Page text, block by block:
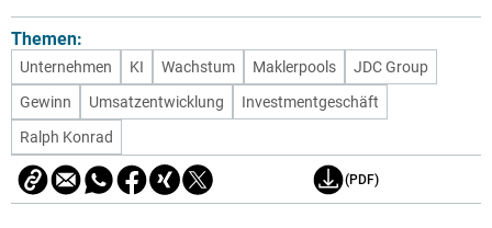
Themen:
Unternehmen KI Wachstum Maklerpools
JDC Group
Gewinn
Umsatzentwicklung
Investmentgeschäft
Ralph Konrad
(PDF)